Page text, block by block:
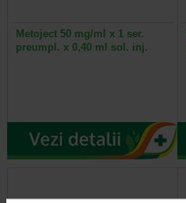
Metoject 50 mg/ml x 1 ser.
preumpl. x 0,40 ml sol. inj.